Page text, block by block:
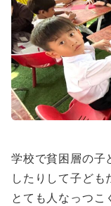
学校で貧困層の子
したりして子ども
とても人なっつこ